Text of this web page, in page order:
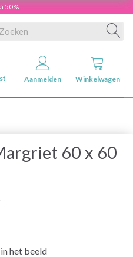
50%
Aanmelden Winkelwagen
60 x 60
het beeld